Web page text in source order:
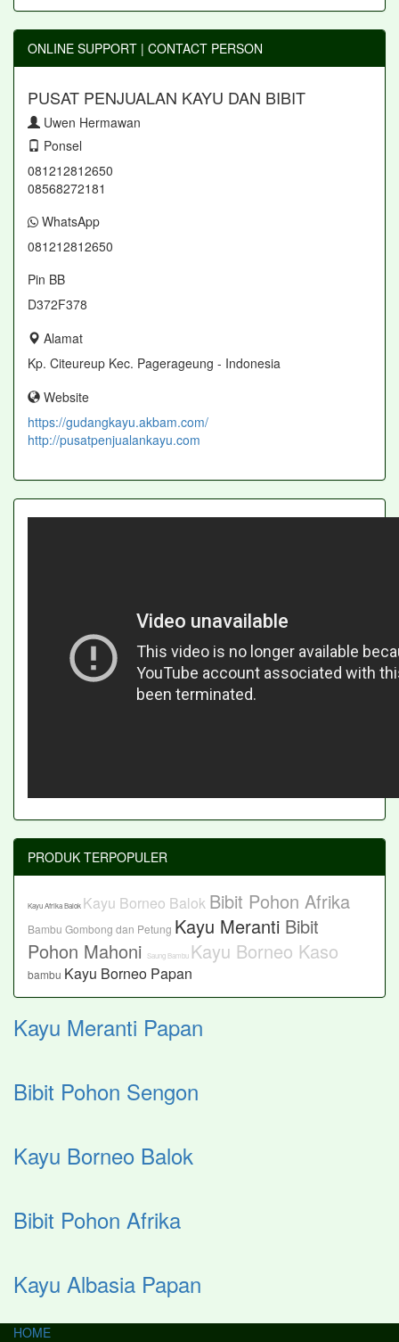
ONLINE SUPPORT | CONTACT PERSON
PUSAT PENJUALAN KAYU DAN BIBIT
Uwen Hermawan
Ponsel
081212812650
08568272181
WhatsApp
081212812650
Pin BB
D372F378
Alamat
Kp. Citeureup Kec. Pagerageung - Indonesia
Website
https://gudangkayu.akbam.com/
http://pusatpenjualankayu.com
PRODUK TERPOPULER
Kayu Afrika Balok Kayu Borneo Balok Bibit Pohon Afrika
Bambu Gombong dan Petung Kayu Meranti Bibit
Pohon Mahoni Saung Bambu Kayu Borneo Kaso
bambu Kayu Borneo Papan
Kayu Meranti Papan
Bibit Pohon Sengon
Kayu Borneo Balok
Bibit Pohon Afrika
Kayu Albasia Papan
HOME